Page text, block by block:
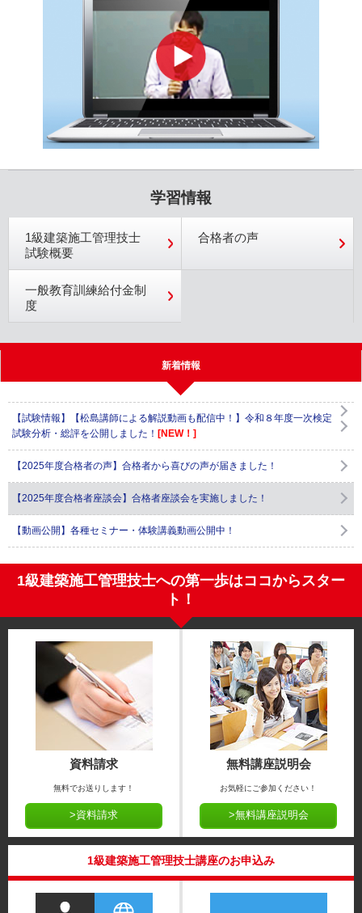
学習情報
1級建築施工管理技士
試験概要
合格者の声
一般教育訓練給付金制
度
新着情報
【試験情報】【松島講師による解説動画も配信中！】令和８年度一次検定
試験分析・総評を公開しました！ [NEW！]
【2025年度合格者の声】合格者から喜びの声が届きました！
【2025年度合格者座談会】合格者座談会を実施しました！
【動画公開】各種セミナー・体験講義動画公開中！
1級建築施工管理技士への第一歩はココからスター
ト！
資料請求
無料でお送りします！
>資料請求
無料講座説明会
お気軽にご参加ください！
>無料講座説明会
1級建築施工管理技士講座のお申込み